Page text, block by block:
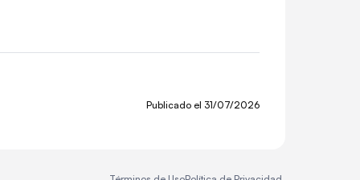
Publicado el 31/07/2026